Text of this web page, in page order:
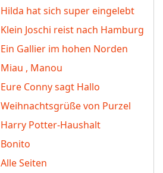
Hilda hat sich super eingelebt
Klein Joschi reist nach Hamburg
Ein Gallier im hohen Norden
Miau , Manou
Eure Conny sagt Hallo
Weihnachtsgrüße von Purzel
Harry Potter-Haushalt
Bonito
Alle Seiten